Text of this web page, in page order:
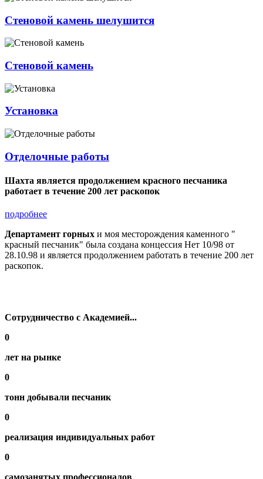
Стеновой камень шелушится
Стеновой камень
Установка
Отделочные работы
Шахта является продолжением красного песчаника
работает в течение 200 лет раскопок
подробнее
Департамент горных и моя месторождения каменного "​​
красный песчаник" была создана концессия Нет 10/98 от
28.10.98 и является продолжением работать в течение 200 лет
раскопок.
Сотрудничество с Академией...
0
лет на рынке
0
тонн добывали песчаник
0
реализация индивидуальных работ
0